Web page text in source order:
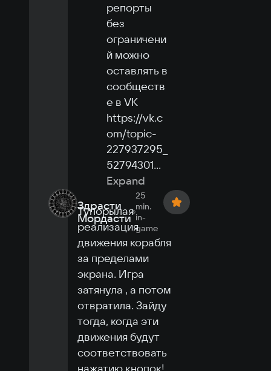
репорты
без
ограничени
й можно
оставлять в
сообществ
е в VK
https://vk.c
om/topic-
227937295_
52794301...
Expand
Здрасти
Мордасти
25
min.
in-
game
Тупорылая
реализация
движения корабля
за пределами
экрана. Игра
затянула , а потом
отвратила. Зайду
тогда, когда эти
движения будут
соответствовать